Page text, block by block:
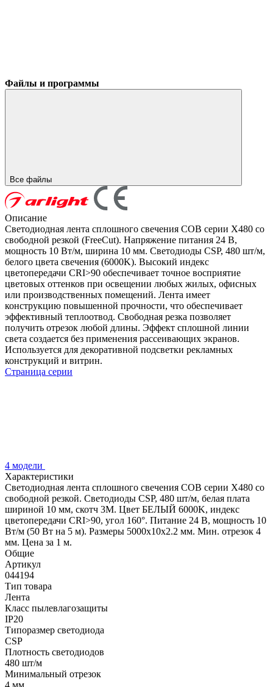
Файлы и программы
Все файлы
Описание
Светодиодная лента сплошного свечения COB серии X480 со
свободной резкой (FreeCut). Напряжение питания 24 В,
мощность 10 Вт/м, ширина 10 мм. Светодиоды CSP, 480 шт/м,
белого цвета свечения (6000K). Высокий индекс
цветопередачи CRI>90 обеспечивает точное восприятие
цветовых оттенков при освещении любых жилых, офисных
или производственных помещений. Лента имеет
конструкцию повышенной прочности, что обеспечивает
эффективный теплоотвод. Свободная резка позволяет
получить отрезок любой длины. Эффект сплошной линии
света создается без применения рассеивающих экранов.
Используется для декоративной подсветки рекламных
конструкций и витрин.
Страница серии
4 модели
Характеристики
Светодиодная лента сплошного свечения COB серии X480 со
свободной резкой. Светодиоды CSP, 480 шт/м, белая плата
шириной 10 мм, скотч 3M. Цвет БЕЛЫЙ 6000K, индекс
цветопередачи CRI>90, угол 160°. Питание 24 В, мощность 10
Вт/м (50 Вт на 5 м). Размеры 5000х10х2.2 мм. Мин. отрезок 4
мм. Цена за 1 м.
Общие
Артикул
044194
Тип товара
Лента
Класс пылевлагозащиты
IP20
Типоразмер светодиода
CSP
Плотность светодиодов
480 шт/м
Минимальный отрезок
4 мм